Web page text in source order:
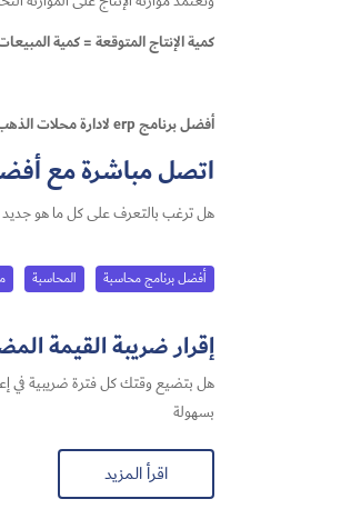
كمية الإنتاج المتوقعة = كمية
أفضل برنامج erp لادارة محلات الذهب والمجوهرات
اتصل مباشرة مع
هل ترغب بالتعرف على كل ما هو جديد
أفضل برنامج محاسبة المحاسبة
إقرار ضريبة القيمة المضافة في السعودية
بسهولة
اقرأ المزيد